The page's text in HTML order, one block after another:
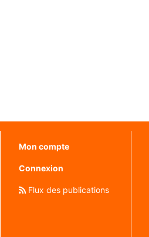
Mon compte
Connexion
Flux des publications